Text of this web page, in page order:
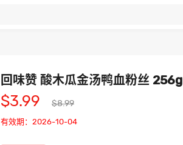
回味赞 酸木瓜金汤鸭血粉丝 256g
$3.99 $8.99
有效期：2026-10-04